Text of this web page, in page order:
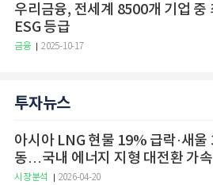
우리금융, 전세계 8500개 기업 중
ESG 등급
금융 2025-10-17
투자뉴스
아시아 LNG 현물 19% 급락·새울
동…국내 에너지 지형 대전환 가속
시장분석 2026-04-20